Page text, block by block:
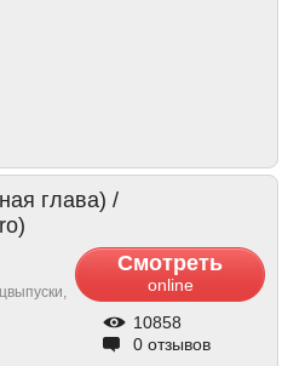
глава) /
Смотреть
online
10858
0 отзывов